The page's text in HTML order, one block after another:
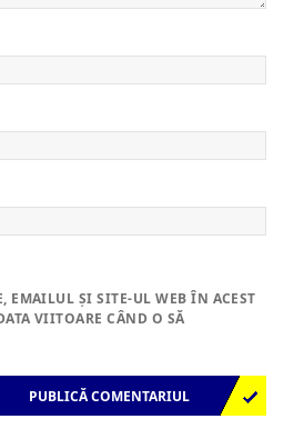
EMAILUL ȘI SITE-UL WEB ÎN ACEST
VIITOARE CÂND O SĂ